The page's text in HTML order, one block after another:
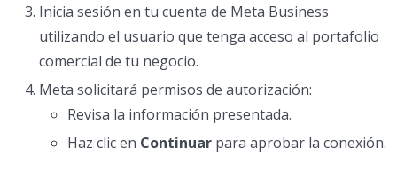
Inicia sesión en tu cuenta de Meta Business
utilizando el usuario que tenga acceso al portafolio
comercial de tu negocio.
Meta solicitará permisos de autorización:
Revisa la información presentada.
Haz clic en Continuar para aprobar la conexión.